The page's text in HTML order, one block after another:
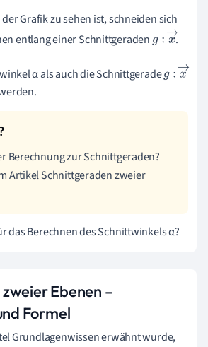
Grafik zu sehen ist, schneiden sich
entlang einer Schnittgeradeng: x → .
α als auch die Schnittgeradeg: x →
Berechnung zur Schnittgeraden?
Artikel Schnittgeraden zweier
das Berechnen des Schnittwinkels α?
Ebenen –
Formel
Grundlagenwissen erwähnt wurde,